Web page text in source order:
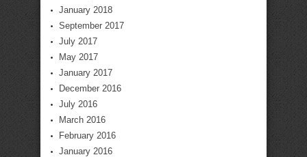
January 2018
September 2017
July 2017
May 2017
January 2017
December 2016
July 2016
March 2016
February 2016
January 2016